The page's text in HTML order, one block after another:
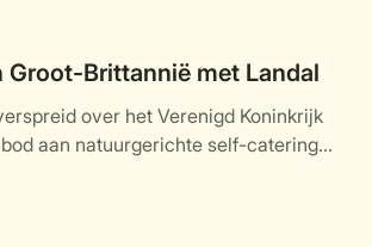
Groot-Brittannië met Landal
over het Verenigd Koninkrijk
aan natuurgerichte self-catering